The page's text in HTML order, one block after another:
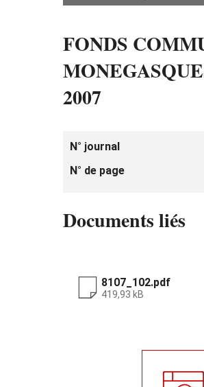
FONDS
2007
N° journal
N° de page
Documents liés
8107_102.pdf
419,93 kB